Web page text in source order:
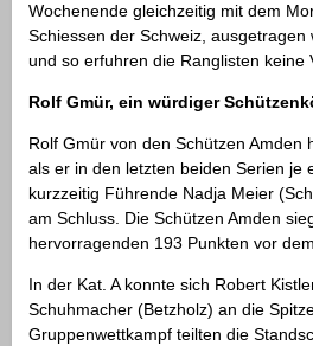
Wochenende gleichzeitig mit dem
Schiessen der Schweiz,
und so erfuhren die Ranglisten keine
Rolf Gmür, ein würdiger
Rolf Gmür von den Schützen
als er in den letzten beiden Serien je
kurzzeitig Führende Nadja Meier
am Schluss. Die Schützen Amden
hervorragenden 193 Punkten vor
In der Kat. A konnte sich Robert
Schuhmacher (Betzholz) an die
Gruppenwettkampf teilten die